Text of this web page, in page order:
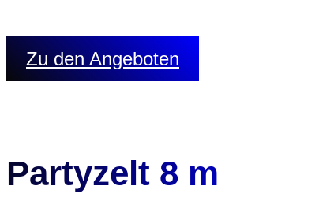
Zu den Angeboten
Partyzelt 8 m